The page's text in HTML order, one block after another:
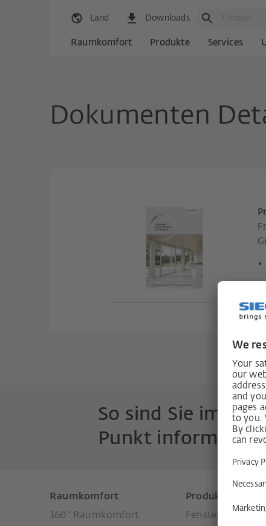
Land Downloads
Raumkomfort Produkte Services
Dokumenten
So sind Sie immer
Punkt informiert!
Raumkomfort
360° Raumkomfort
Produkte
Fenstersysteme